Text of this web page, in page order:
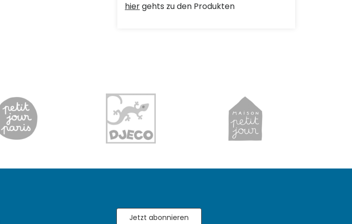
hiergehts zu den Produkten
Jetzt abonnieren